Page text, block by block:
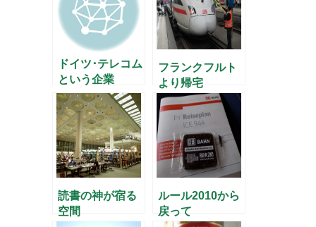
ドイツ･テレコム
という企業
フランクフルト
より帰宅
読書の神が宿る
空間
ルール2010から
戻って